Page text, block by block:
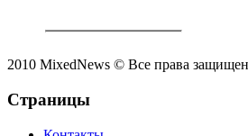
2010 MixedNews © Все права
Страницы